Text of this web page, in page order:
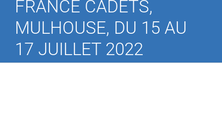
FRANCE CADETS,
MULHOUSE, DU 15 AU
17 JUILLET 2022